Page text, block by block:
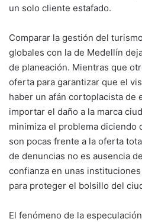
un solo cliente estafado.
Comparar la gestión del
globales con la de Medellín
de planeación. Mientras que
oferta para garantizar que el
haber un afán cortoplacista de
importar el daño a la marca
minimiza el problema diciendo
son pocas frente a la oferta
de denuncias no es ausencia
confianza en unas
para proteger el bolsillo del
El fenómeno de la